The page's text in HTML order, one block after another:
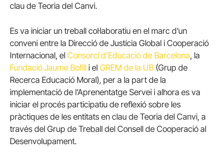
clau de Teoria del Canvi.
Es va iniciar un treball col·laboratiu en el marc d’un
conveni entre la Direcció de Justícia Global i Cooperació
Internacional, el Consorci d’Educació de Barcelona, la
Fundació Jaume Bofill i el GREM de la UB (Grup de
Recerca Educació Moral), per a la part de la
implementació de l’Aprenentatge Servei i alhora es va
iniciar el procés participatiu de reflexió sobre les
pràctiques de les entitats en clau de Teoria del Canvi, a
través del Grup de Treball del Consell de Cooperació al
Desenvolupament.